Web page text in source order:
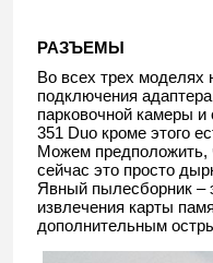
РАЗЪЕМЫ
Во всех трех моделях
подключения
парковочной камеры
351 Duo кроме этого
Можем предположить,
сейчас это просто
Явный пылесборник –
извлечения карты
дополнительным